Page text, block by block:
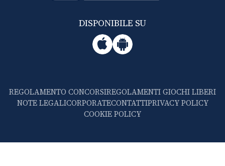
DISPONIBILE SU
REGOLAMENTO CONCORSIREGOLAMENTI GIOCHI LIBERI
NOTE LEGALICORPORATECONTATTIPRIVACY POLICY
COOKIE POLICY